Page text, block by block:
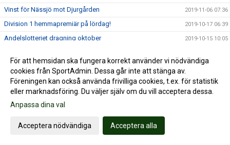
Vinst för Nässjö mot Djurgården 2019-11-06 07:36
Division 1 hemmapremiär på lördag! 2019-10-17 06:39
Andelslotteriet dragning oktober 2019-10-15 10:05
Träningsstart för de yngsta lagen, basketskolan och
basketkul
Motionsbasket för dam och herr kör nu igång! 2019-10-04 05:56
Basketskolan startar upp 13/10
Andelslotteriet September
För att hemsidan ska fungera korrekt använder vi nödvändiga
cookies från SportAdmin. Dessa går inte att stänga av.
Föreningen kan också använda frivilliga cookies, t.ex. för statistik
eller marknadsföring. Du väljer själv om du vill acceptera dessa.
Anpassa dina val
Acceptera nödvändiga Acceptera alla